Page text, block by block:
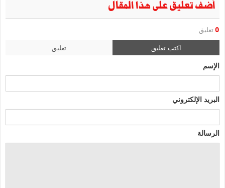
أضف تعليق على هذا المقال
0 تعليق
اكتب تعليق تعليق
الإسم
البريد الإلكتروني
الرسالة